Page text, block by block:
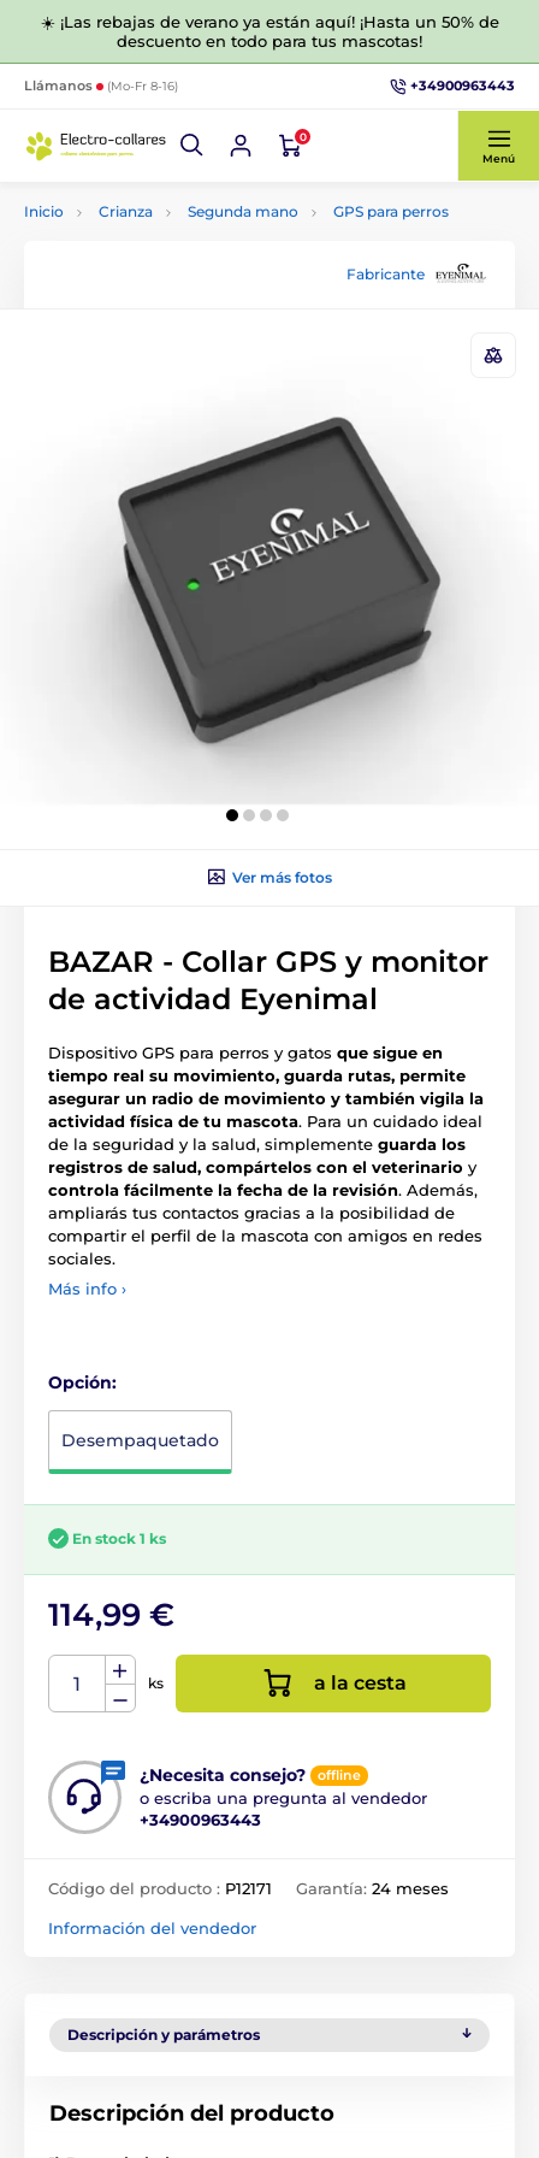
☀️ ¡Las rebajas de verano ya están aquí! ¡Hasta un 50% de
descuento en todo para tus mascotas!
Llámanos (Mo-Fr 8-16) +34900963443
0
Menú
Inicio Crianza Segunda mano GPS para perros
Fabricante
Ver más fotos
BAZAR - Collar GPS y monitor
de actividad Eyenimal
Dispositivo GPS para perros y gatos que sigue en
tiempo real su movimiento, guarda rutas, permite
asegurar un radio de movimiento y también vigila la
actividad física de tu mascota. Para un cuidado ideal
de la seguridad y la salud, simplemente guarda los
registros de salud, compártelos con el veterinario y
controla fácilmente la fecha de la revisión. Además,
ampliarás tus contactos gracias a la posibilidad de
compartir el perfil de la mascota con amigos en redes
sociales.
Más info ›
Opción:
Desempaquetado
En stock 1 ks
114,99 €
ks a la cesta
¿Necesita consejo? offline
o escriba una pregunta al vendedor
+34900963443
Código del producto : P12171 Garantía: 24 meses
Información del vendedor
Descripción y parámetros
Descripción del producto